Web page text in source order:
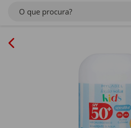
O que procura?